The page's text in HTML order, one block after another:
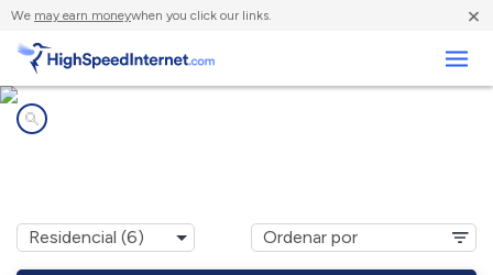
We may earn moneywhen you click our links. ×